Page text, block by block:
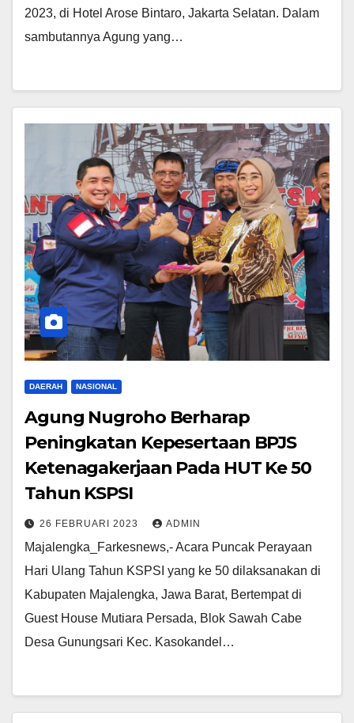
2023, di Hotel Arose Bintaro, Jakarta Selatan. Dalam
sambutannya Agung yang…
DAERAH NASIONAL
Agung Nugroho Berharap
Peningkatan Kepesertaan BPJS
Ketenagakerjaan Pada HUT Ke 50
Tahun KSPSI
26 FEBRUARI 2023 ADMIN
Majalengka_Farkesnews,- Acara Puncak Perayaan
Hari Ulang Tahun KSPSI yang ke 50 dilaksanakan di
Kabupaten Majalengka, Jawa Barat, Bertempat di
Guest House Mutiara Persada, Blok Sawah Cabe
Desa Gunungsari Kec. Kasokandel…